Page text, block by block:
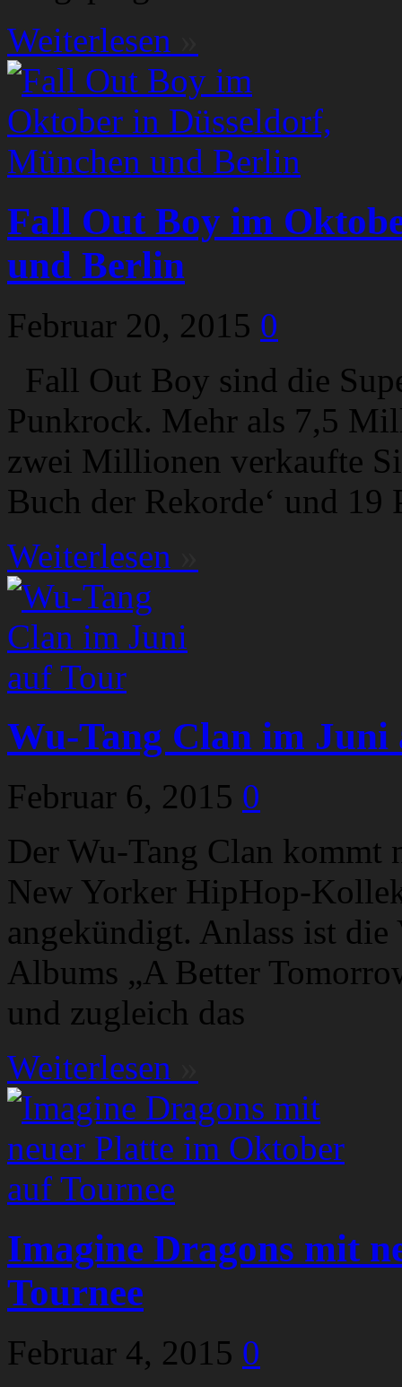
Weiterlesen
Fall Out Boy im
und Berlin
Februar 20, 2015 0
Fall Out Boy sind die
Punkrock. Mehr als 7,5
zwei Millionen verkaufte
Buch der Rekorde‘ und
Weiterlesen
Wu-Tang Clan im Juni
Februar 6, 2015 0
Der Wu-Tang Clan kommt
New Yorker HipHop-
angekündigt. Anlass ist
Albums „A Better
und zugleich das
Weiterlesen
Imagine Dragons mit
Tournee
Februar 4, 2015 0